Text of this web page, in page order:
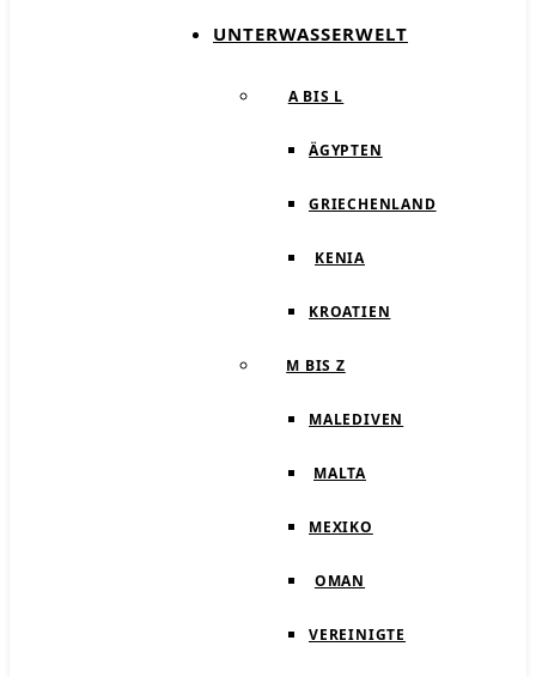
UNTERWASSERWELT
A BIS L
ÄGYPTEN
GRIECHENLAND
KENIA
KROATIEN
M BIS Z
MALEDIVEN
MALTA
MEXIKO
OMAN
VEREINIGTE